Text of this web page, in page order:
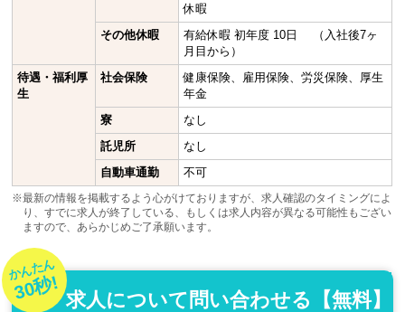
休暇
その他休暇
有給休暇 初年度 10日 （入社後7ヶ
月目から）
待遇・福利厚
生
社会保険
健康保険、雇用保険、労災保険、厚生
年金
寮
なし
託児所
なし
自動車通勤
不可
※最新の情報を掲載するよう心がけておりますが、求人確認のタイミングによ
り、すでに求人が終了している、もしくは求人内容が異なる可能性もござい
ますので、あらかじめご了承願います。
かんたん
30秒! 求人について問い合わせる【無料】